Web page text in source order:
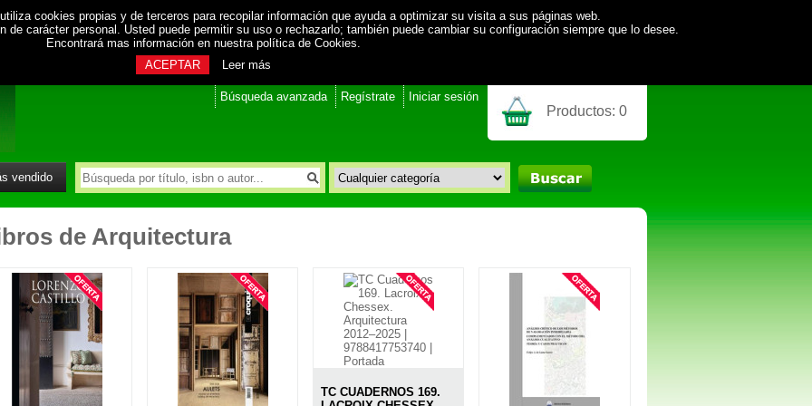
cookies propias y de terceros para recopilar información que ayuda a optimizar su visita a sus páginas web.
carácter personal. Usted puede permitir su uso o rechazarlo; también puede cambiar su configuración siempre que lo desee.
Encontrará mas información en nuestra política de Cookies.
ACEPTAR
Leer más
Búsqueda avanzada Regístrate Iniciar sesión
Productos: 0
vendido
de Arquitectura
TC CUADERNOS 169.